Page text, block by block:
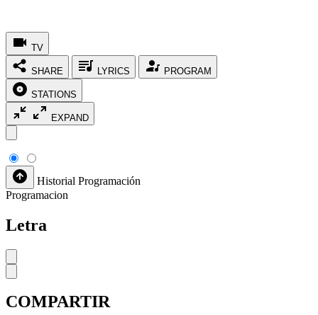
TV
SHARE LYRICS PROGRAM
STATIONS
EXPAND
Historial Programación
Programacion
Letra
COMPARTIR